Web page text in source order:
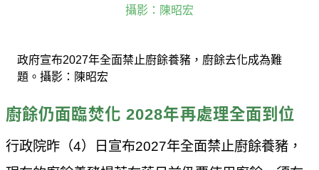
政府宣布2027年全面禁止廚餘養豬，廚餘去化成為難
題。攝影：陳昭宏
廚餘仍面臨焚化 2028年再處理全面到位
行政院昨（4）日宣布2027年全面禁止廚餘養豬，